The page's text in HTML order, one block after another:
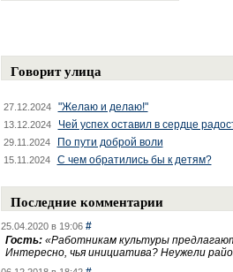
Говорит улица
27.12.2024 "Желаю и делаю!"
13.12.2024 Чей успех оставил в сердце
29.11.2024 По пути доброй воли
15.11.2024 С чем обратились бы к детям?
Последние комментарии
25.04.2020 в 19:06 #
Гость: «Работникам культуры
Интересно, чья инициатива? Неужели